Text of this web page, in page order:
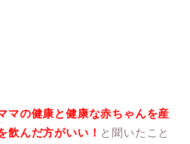
マの健康と健康な赤ちゃんを産
飲んだ方がいい！ と聞いたこと